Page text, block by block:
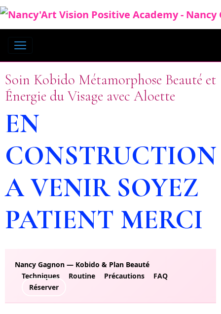
Soin Kobido Métamorphose Beauté et
Énergie du Visage avec Aloette
EN
CONSTRUCTION
A VENIR SOYEZ
PATIENT MERCI
Nancy Gagnon — Kobido & Plan Beauté
Techniques
Routine Précautions
FAQ
Réserver